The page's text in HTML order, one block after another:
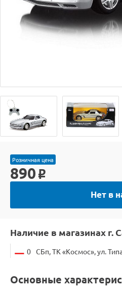
Розничная цена
890 o
Нет в
Наличие в магазинах г.
0 СБп, ТК «Космос», ул.
Основные